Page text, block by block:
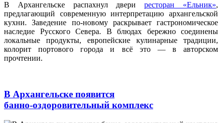
В Архангельске распахнул двериресторан «Ельник»,
предлагающий современную интерпретацию архангельской
кухни. Заведение по‑новому раскрывает гастрономическое
наследие Русского Севера. В блюдах бережно соединены
локальные продукты, европейские кулинарные традиции,
колорит портового города и всё это — в авторском
прочтении.
В Архангельске появится
банно‑оздоровительный комплекс